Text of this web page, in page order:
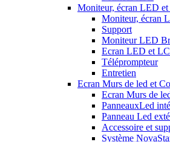
Moniteur, écran LED
Moniteur, écran
Support
Moniteur LED
Ecran LED et
Téléprompteur
Entretien
Ecran Murs de led et
Ecran Murs de
PanneauxLed
Panneau Led
Accessoire et
Système